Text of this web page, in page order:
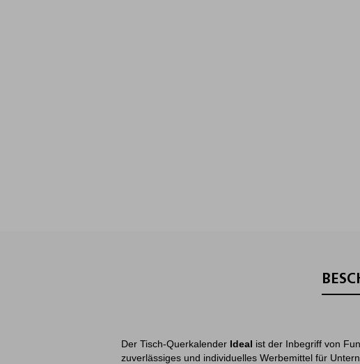
Der Tisch-Querkalender Ideal ist der Inbegriff von
zuverlässiges und individuelles Werbemittel für